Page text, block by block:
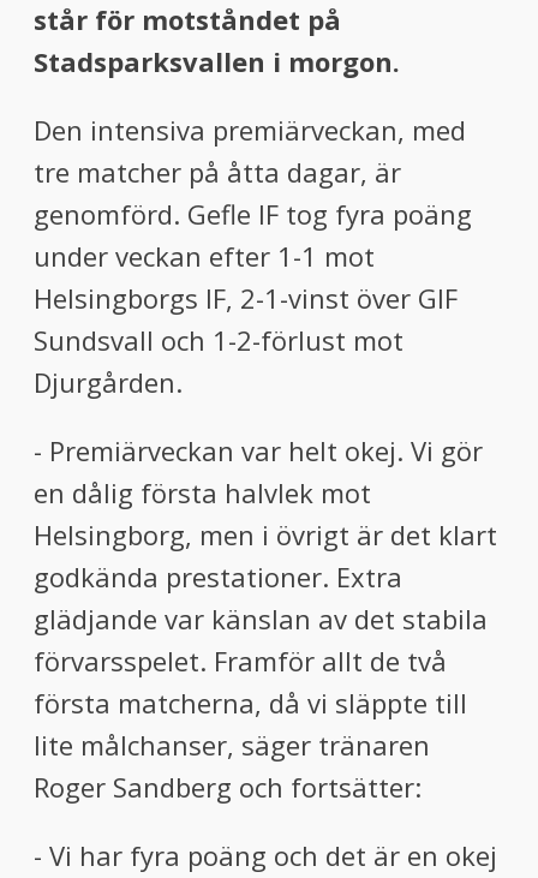
står för motståndet på
Stadsparksvallen i morgon.
Den intensiva premiärveckan, med
tre matcher på åtta dagar, är
genomförd. Gefle IF tog fyra poäng
under veckan efter 1-1 mot
Helsingborgs IF, 2-1-vinst över GIF
Sundsvall och 1-2-förlust mot
Djurgården.
- Premiärveckan var helt okej. Vi gör
en dålig första halvlek mot
Helsingborg, men i övrigt är det klart
godkända prestationer. Extra
glädjande var känslan av det stabila
förvarsspelet. Framför allt de två
första matcherna, då vi släppte till
lite målchanser, säger tränaren
Roger Sandberg och fortsätter:
- Vi har fyra poäng och det är en okej